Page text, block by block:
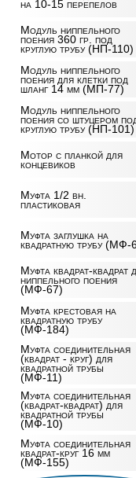
на 10-15 перепелов
Модуль ниппельного
поения 360 гр. под
круглую трубу (НП-110)
Модуль ниппельного
поения для клетки под
шланг 14 мм (МП-77)
Модуль ниппельного
поения со штуцером
круглую трубу (НП-101)
Мотор с планкой для
концевиков
Муфта 1/2 вн.
пластиковая
Муфта заглушка на
квадратную трубу (МФ-
Муфта квадрат-квадрат
ниппельного поения
(МФ-67)
Муфта крестовая на
квадратную трубу
(МФ-184)
Муфта соединительная
(квадрат - круг) для
квадратной трубы
(МФ-11)
Муфта соединительная
(квадрат-квадрат) для
квадратной трубы
(МФ-10)
Муфта соединительная
квадрат-круг 16 мм
(МФ-155)